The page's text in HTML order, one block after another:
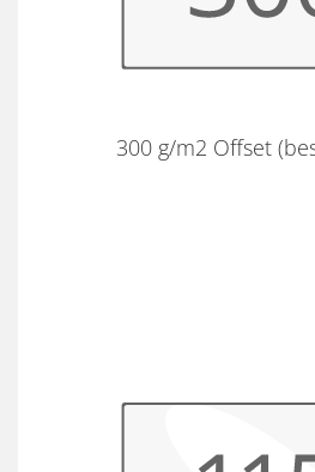
300 g/m2 Offset